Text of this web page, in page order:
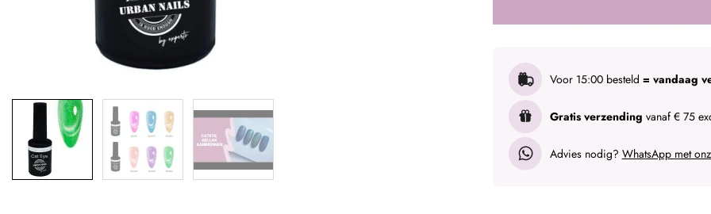
Voor 15:00 besteld = vandaag
Gratis verzending vanaf € 75
Advies nodig? WhatsApp met